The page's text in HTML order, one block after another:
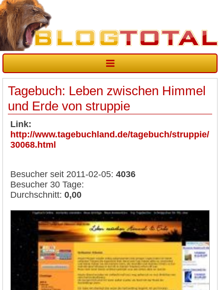
Tagebuch: Leben zwischen Himmel
und Erde von struppie
Link:
http://www.tagebuchland.de/tagebuch/struppie/
30068.html
Besucher seit 2011-02-05: 4036
Besucher 30 Tage:
Durchschnitt: 0,00